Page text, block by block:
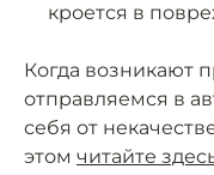
кроется в
Когда возникают
отправляемся в
себя от
этом читайте